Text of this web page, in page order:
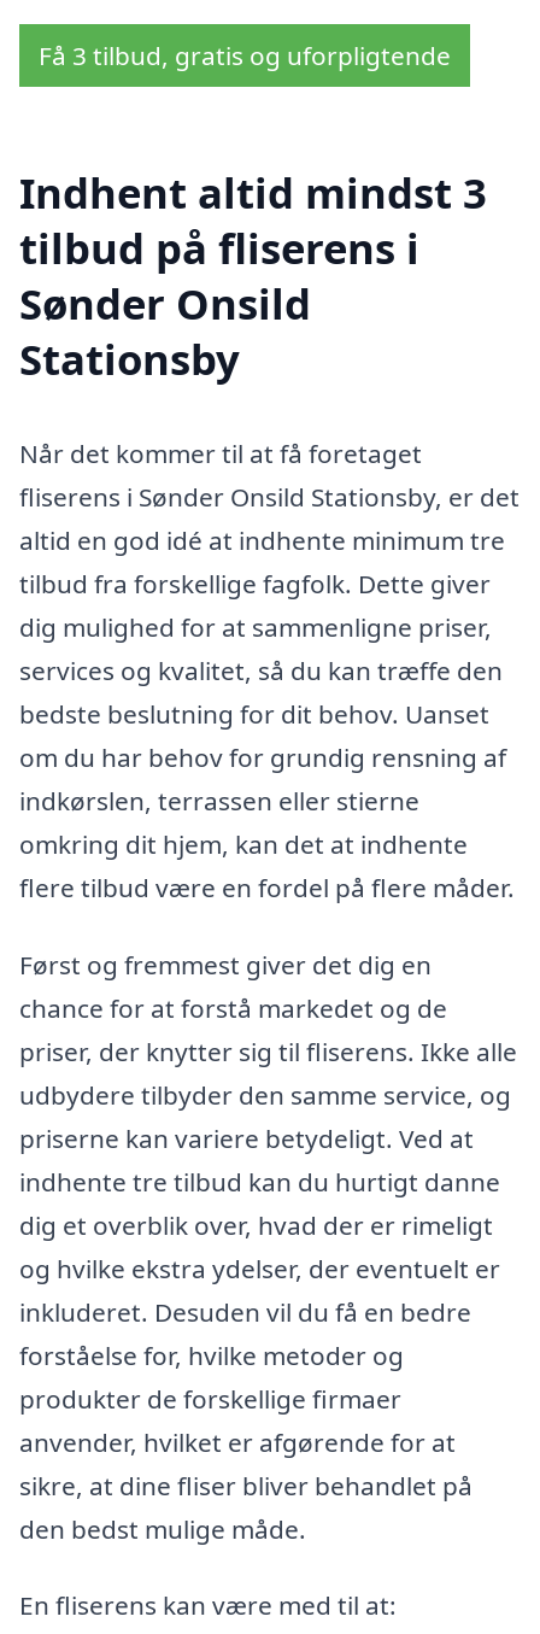
Få 3 tilbud, gratis og uforpligtende
Indhent altid mindst 3
tilbud på fliserens i
Sønder Onsild
Stationsby
Når det kommer til at få foretaget
fliserens i Sønder Onsild Stationsby, er det
altid en god idé at indhente minimum tre
tilbud fra forskellige fagfolk. Dette giver
dig mulighed for at sammenligne priser,
services og kvalitet, så du kan træffe den
bedste beslutning for dit behov. Uanset
om du har behov for grundig rensning af
indkørslen, terrassen eller stierne
omkring dit hjem, kan det at indhente
flere tilbud være en fordel på flere måder.
Først og fremmest giver det dig en
chance for at forstå markedet og de
priser, der knytter sig til fliserens. Ikke alle
udbydere tilbyder den samme service, og
priserne kan variere betydeligt. Ved at
indhente tre tilbud kan du hurtigt danne
dig et overblik over, hvad der er rimeligt
og hvilke ekstra ydelser, der eventuelt er
inkluderet. Desuden vil du få en bedre
forståelse for, hvilke metoder og
produkter de forskellige firmaer
anvender, hvilket er afgørende for at
sikre, at dine fliser bliver behandlet på
den bedst mulige måde.
En fliserens kan være med til at: